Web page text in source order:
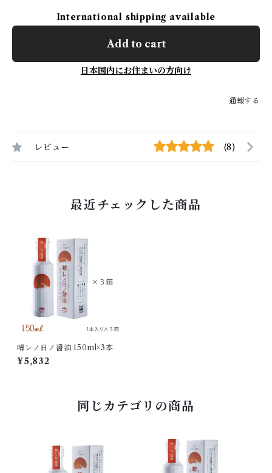
International shipping available
Add to cart
日本国内にお住まいの方向け
通報する
レビュー (8)
最近チェックした商品
晴レノ日ノ醤油 150ml×3本
¥5,832
同じカテゴリの商品